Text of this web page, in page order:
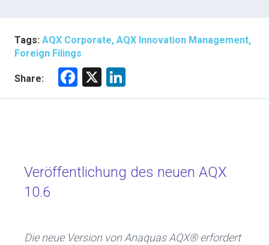
Tags: AQX Corporate, AQX Innovation Management,
Foreign Filings
Share:
F
ok
X
Veröffentlichung des neuen AQX
10.6
Die neue Version von Anaquas AQX® erfordert